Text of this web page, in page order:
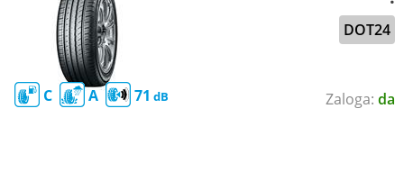
da
C A 71
DOT24